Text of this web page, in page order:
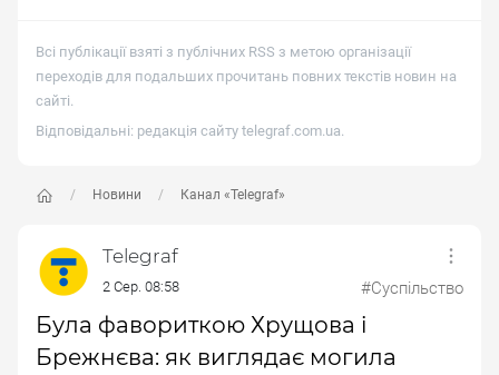
Новини Канал «Telegraf»
Telegraf
2 Сер. 08:58 #Суспільство
Була фавориткою Хрущова і
Брежнєва: як виглядає могила
Всі публікації взяті з публічних RSS з метою організації
переходів для подальших прочитань повних текстів новин на
сайті.
Відповідальні: редакція сайту telegraf.com.ua.